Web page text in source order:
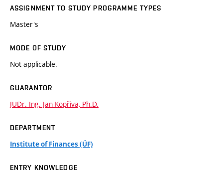
ASSIGNMENT TO STUDY PROGRAMME TYPES
Master's
MODE OF STUDY
Not applicable.
GUARANTOR
JUDr. Ing. Jan Kopřiva, Ph.D.
DEPARTMENT
Institute of Finances (ÚF)
ENTRY KNOWLEDGE